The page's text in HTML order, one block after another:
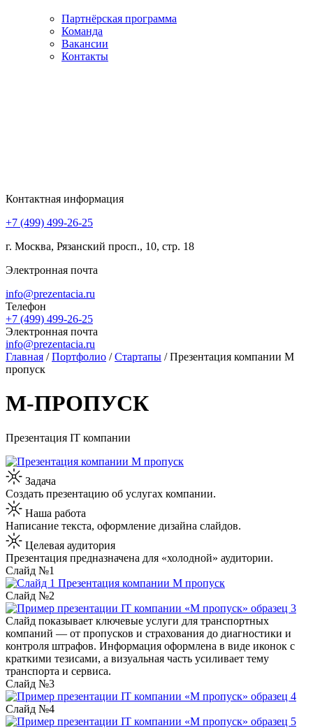
Партнёрская программа
Команда
Вакансии
Контакты
Контактная информация
+7 (499) 499-26-25
г. Москва, Рязанский просп., 10, стр. 18
Электронная почта
info@prezentacia.ru
Телефон
+7 (499) 499-26-25
Электронная почта
info@prezentacia.ru
Главная /Портфолио /Стартапы /Презентация компании М
пропуск
М-ПРОПУСК
Презентация IT компании
Задача
Создать презентацию об услугах компании.
Наша работа
Написание текста, оформление дизайна слайдов.
Целевая аудитория
Презентация предназначена для «холодной» аудитории.
Слайд №1
Слайд №2
Слайд показывает ключевые услуги для транспортных
компаний — от пропусков и страхования до диагностики и
контроля штрафов. Информация оформлена в виде иконок с
краткими тезисами, а визуальная часть усиливает тему
транспорта и сервиса.
Слайд №3
Слайд №4